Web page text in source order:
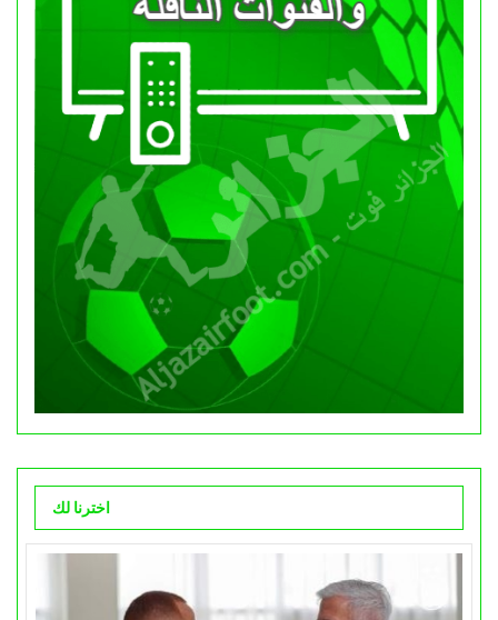
اخترنا لك